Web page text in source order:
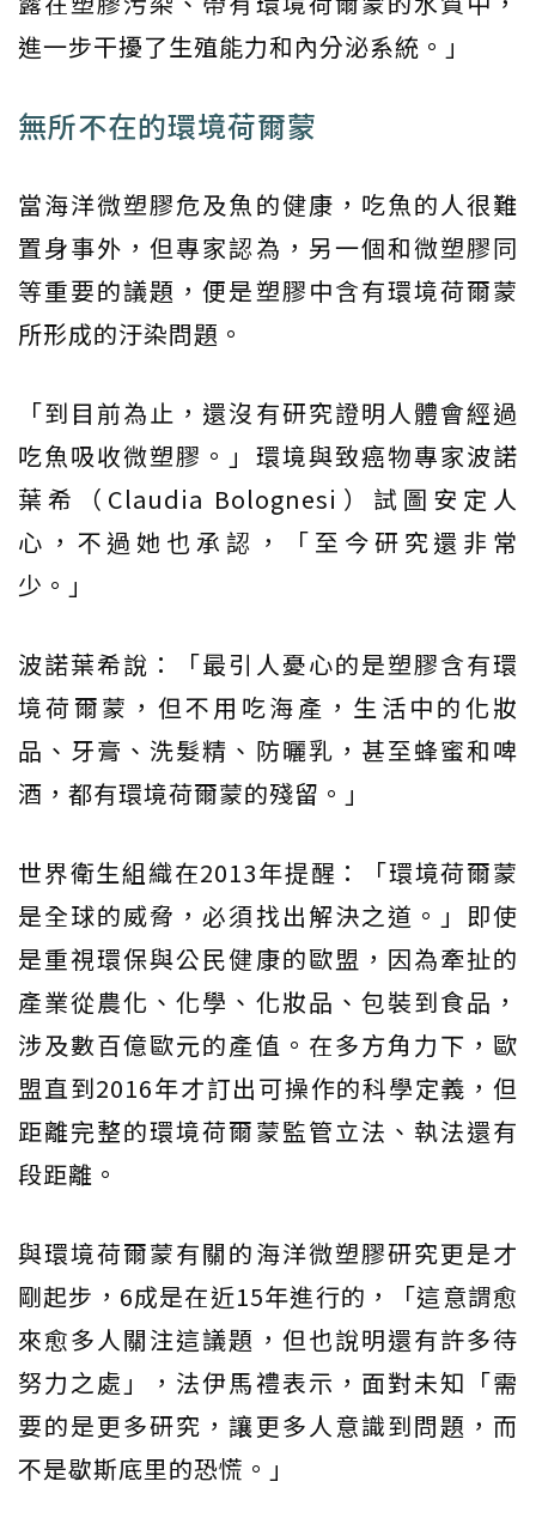
進一步干擾了生殖能力和內分泌系統。」
無所不在的環境荷爾蒙
當海洋微塑膠危及魚的健康，吃魚的人很難
置身事外，但專家認為，另一個和微塑膠同
等重要的議題，便是塑膠中含有環境荷爾蒙
所形成的汙染問題。
「到目前為止，還沒有研究證明人體會經過
吃魚吸收微塑膠。」環境與致癌物專家波諾
葉希（Claudia Bolognesi）試圖安定人
心，不過她也承認，「至今研究還非常
少。」
波諾葉希說：「最引人憂心的是塑膠含有環
境荷爾蒙，但不用吃海產，生活中的化妝
品、牙膏、洗髮精、防曬乳，甚至蜂蜜和啤
酒，都有環境荷爾蒙的殘留。」
世界衛生組織在2013年提醒：「環境荷爾蒙
是全球的威脅，必須找出解決之道。」即使
是重視環保與公民健康的歐盟，因為牽扯的
產業從農化、化學、化妝品、包裝到食品，
涉及數百億歐元的產值。在多方角力下，歐
盟直到2016年才訂出可操作的科學定義，但
距離完整的環境荷爾蒙監管立法、執法還有
段距離。
與環境荷爾蒙有關的海洋微塑膠研究更是才
剛起步，6成是在近15年進行的，「這意謂愈
來愈多人關注這議題，但也說明還有許多待
努力之處」，法伊馬禮表示，面對未知「需
要的是更多研究，讓更多人意識到問題，而
不是歇斯底里的恐慌。」